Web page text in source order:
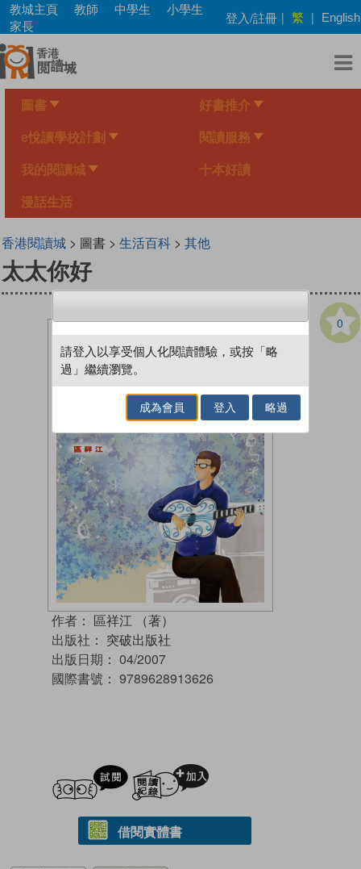
Skip
main
content
教城主頁 教師 中學生
小學生
家長
登入/註冊 | 繁 | English
圖書 好書推介
e悅讀學校計劃 閱讀服務
我的閱讀城 十本好讀
漫話生活
香港閱讀城> 圖書 > 生活百科> 其他
太太你好
0
作者： 區祥江 （著）
出版社： 突破出版社
出版日期： 04/2007
國際書號： 9789628913626
試閲
借閱實體書
請登入以享受個人化閱讀體驗，或按「略
過」繼續瀏覽。
成為會員 登入 略過